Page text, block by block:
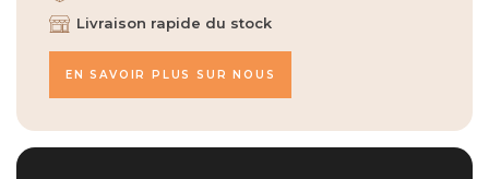
Livraison rapide du stock
EN SAVOIR PLUS SUR NOUS